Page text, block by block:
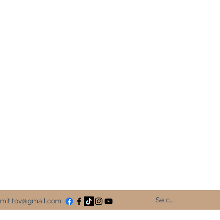
Se connecter